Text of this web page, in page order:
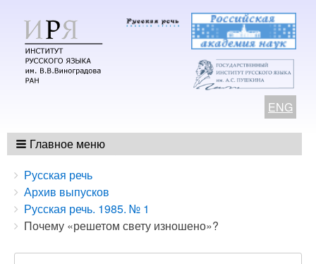
ENG
Главное меню
Breadcrumbs
You
are
here:
Русская речь
Архив выпусков
Русская речь. 1985. № 1
Почему «решетом свету изношено»?